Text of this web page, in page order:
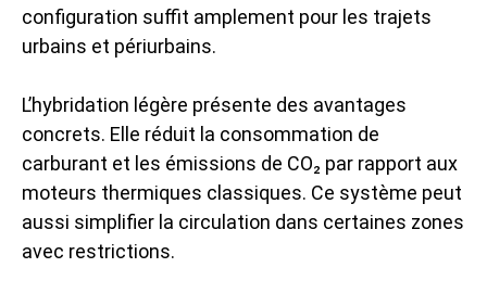
configuration suffit amplement pour les trajets
urbains et périurbains.
L’hybridation légère présente des avantages
concrets. Elle réduit la consommation de
carburant et les émissions de CO₂ par rapport aux
moteurs thermiques classiques. Ce système peut
aussi simplifier la circulation dans certaines zones
avec restrictions.